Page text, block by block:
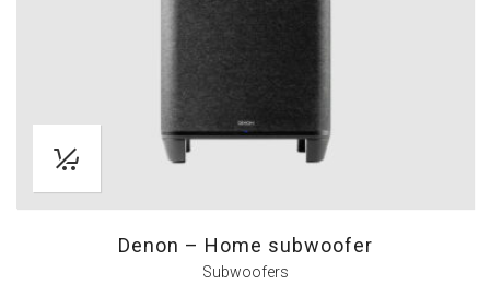
Denon – Home subwoofer
Subwoofers